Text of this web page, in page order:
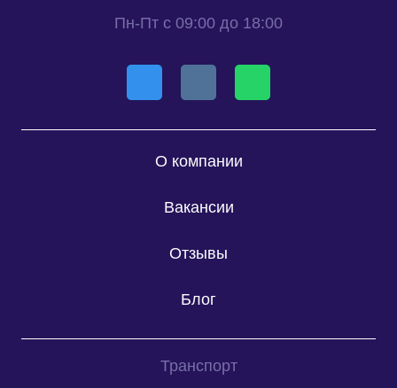
Пн-Пт с 09:00 до 18:00
О компании
Вакансии
Отзывы
Блог
Транспорт